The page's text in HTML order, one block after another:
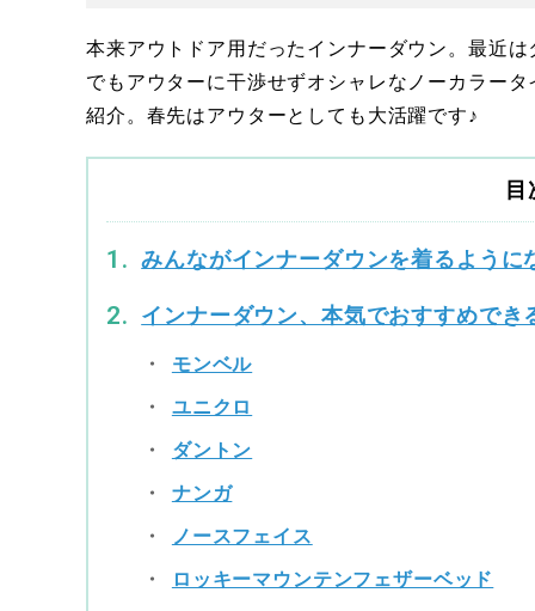
本来アウトドア用だったインナーダウン。最近
でもアウターに干渉せずオシャレなノーカラー
紹介。春先はアウターとしても大活躍です♪
目
みんながインナーダウンを着るように
インナーダウン、本気でおすすめでき
モンベル
ユニクロ
ダントン
ナンガ
ノースフェイス
ロッキーマウンテンフェザーベッド